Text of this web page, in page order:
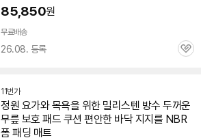
85,850원
무료배송
26.08. 등록
관
11번가
정원 요가와 목욕을 위한 밀리스텐 방수 두꺼운
무릎 보호 패드 쿠션 편안한 바닥 지지를 NBR
폼 패딩 매트